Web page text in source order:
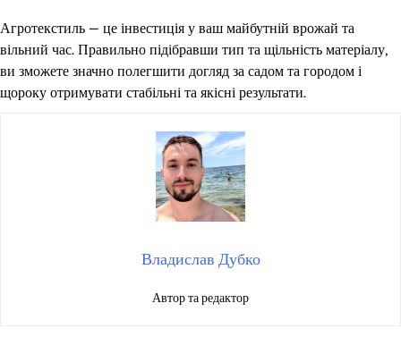
Агротекстиль — це інвестиція у ваш майбутній врожай та
вільний час. Правильно підібравши тип та щільність матеріалу,
ви зможете значно полегшити догляд за садом та городом і
щороку отримувати стабільні та якісні результати.
Владислав Дубко
Автор та редактор